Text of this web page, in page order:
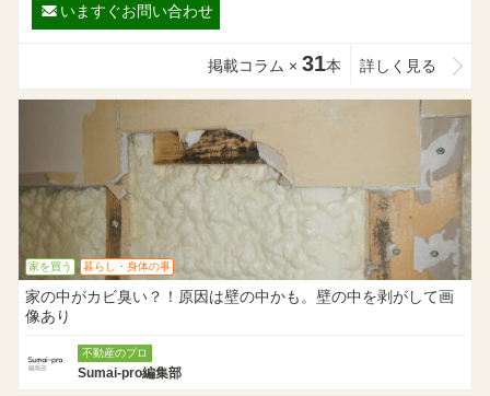
いますぐお問い合わせ
掲載コラム × 31本 詳しく見る
家を買う 暮らし・身体の事
家の中がカビ臭い？！原因は壁の中かも。壁の中を剥がして画
像あり
不動産のプロ
Sumai-pro編集部